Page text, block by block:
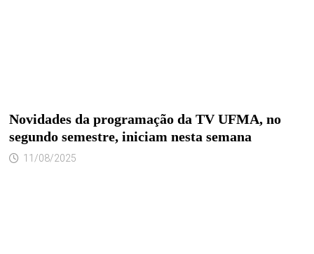
Novidades da programação da TV UFMA, no
segundo semestre, iniciam nesta semana
11/08/2025